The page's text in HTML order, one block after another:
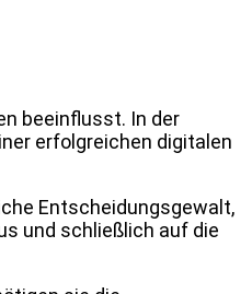
beeinflusst. In der
erfolgreichen digitalen
Entscheidungsgewalt,
und schließlich auf die